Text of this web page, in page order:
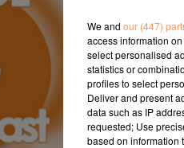
We and our (447)
access information
select personalised
statistics or
profiles to select
Deliver and present
data such as IP
requested; Use
based on information